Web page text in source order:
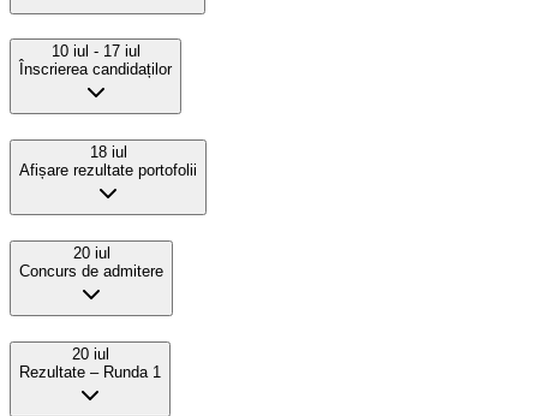
10 iul - 17 iul
Înscrierea candidaților
18 iul
Afișare rezultate portofolii
20 iul
Concurs de admitere
20 iul
Rezultate – Runda 1